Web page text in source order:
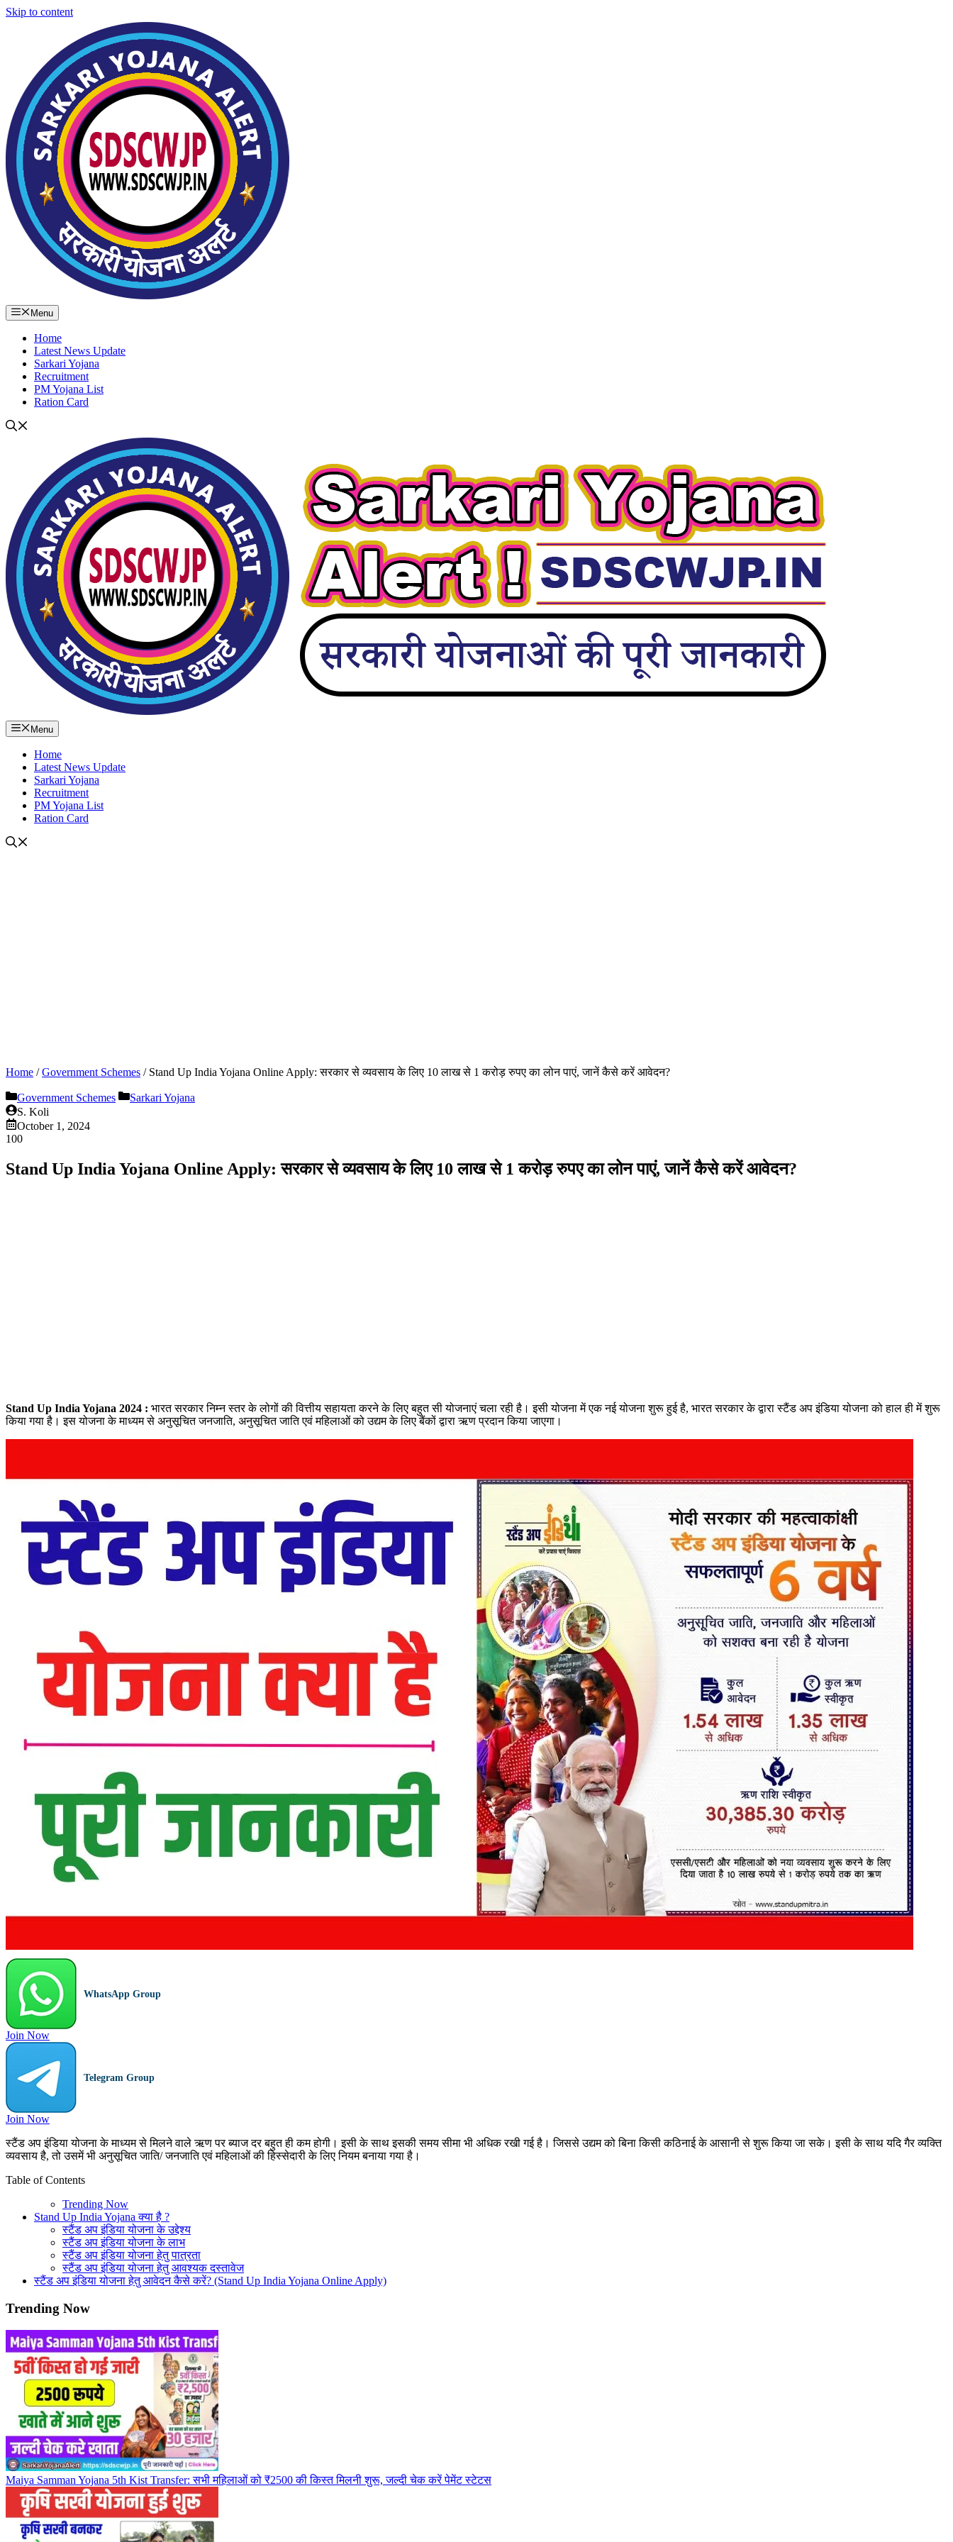
Skip to content
Menu
Home
Latest News Update
Sarkari Yojana
Recruitment
PM Yojana List
Ration Card
Menu
Home
Latest News Update
Sarkari Yojana
Recruitment
PM Yojana List
Ration Card
Home /Government Schemes / Stand Up India Yojana Online Apply: सरकार से व्यवसाय के लिए 10 लाख से 1 करोड़ रुपए का लोन पाएं, जानें कैसे करें आवेदन?
Government Schemes
Sarkari Yojana
S. Koli
October 1, 2024
100
Stand Up India Yojana Online Apply: सरकार से व्यवसाय के लिए 10 लाख से 1 करोड़ रुपए का लोन पाएं, जानें कैसे करें आवेदन?
Stand Up India Yojana 2024 : भारत सरकार निम्न स्तर के लोगों की वित्तीय सहायता करने के लिए बहुत सी योजनाएं चला रही है। इसी योजना में एक नई योजना शुरू हुई है, भारत सरकार के द्वारा स्टैंड अप इंडिया योजना को हाल ही में शुरू
किया गया है। इस योजना के माध्यम से अनुसूचित जनजाति, अनुसूचित जाति एवं महिलाओं को उद्यम के लिए बैंकों द्वारा ऋण प्रदान किया जाएगा।
WhatsApp Group
Join Now
Telegram Group
Join Now
स्टैंड अप इंडिया योजना के माध्यम से मिलने वाले ऋण पर ब्याज दर बहुत ही कम होगी। इसी के साथ इसकी समय सीमा भी अधिक रखी गई है। जिससे उद्यम को बिना किसी कठिनाई के आसानी से शुरू किया जा सके। इसी के साथ यदि गैर व्यक्ति
व्यवसाय है, तो उसमें भी अनुसूचित जाति/ जनजाति एवं महिलाओं की हिस्सेदारी के लिए नियम बनाया गया है।
Table of Contents
Trending Now
Stand Up India Yojana क्या है ?
स्टैंड अप इंडिया योजना के उद्देश्य
स्टैंड अप इंडिया योजना के लाभ
स्टैंड अप इंडिया योजना हेतु पात्रता
स्टैंड अप इंडिया योजना हेतु आवश्यक दस्तावेज
स्टैंड अप इंडिया योजना हेतु आवेदन कैसे करें? (Stand Up India Yojana Online Apply)
Trending Now
Maiya Samman Yojana 5th Kist Transfer: सभी महिलाओं को ₹2500 की किस्त मिलनी शुरू, जल्दी चेक करें पेमेंट स्टेटस